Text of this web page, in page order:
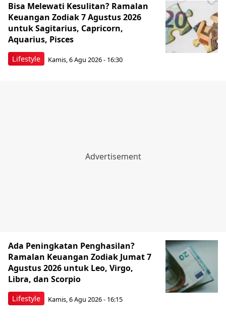
Lifestyle
Bisa Melewati Kesulitan? Ramalan
Keuangan Zodiak 7 Agustus 2026
untuk Sagitarius, Capricorn,
Aquarius, Pisces
Kamis, 6 Agu 2026 - 16:30
Lifestyle
Ada Peningkatan Penghasilan?
Ramalan Keuangan Zodiak Jumat 7
Agustus 2026 untuk Leo, Virgo,
Libra, dan Scorpio
Kamis, 6 Agu 2026 - 16:15